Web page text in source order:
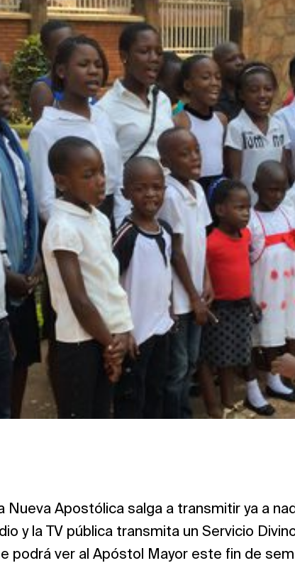
Nueva Apostólica salga a transmitir ya a
y la TV pública transmita un Servicio
podrá ver al Apóstol Mayor este fin de